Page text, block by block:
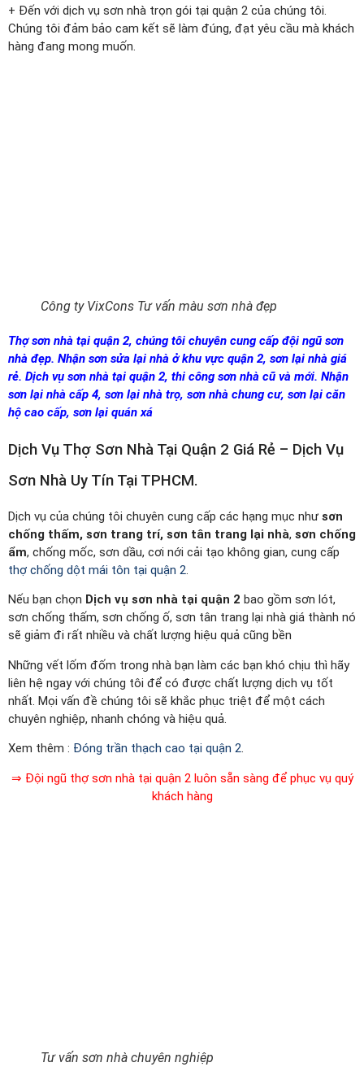
+ Đến với dịch vụ sơn nhà trọn gói tại quận 2 của chúng tôi.
Chúng tôi đảm bảo cam kết sẽ làm đúng, đạt yêu cầu mà khách
hàng đang mong muốn.
Công ty VixCons Tư vấn màu sơn nhà đẹp
Thợ sơn nhà tại quận 2, chúng tôi chuyên cung cấp đội ngũ sơn
nhà đẹp. Nhận sơn sửa lại nhà ở khu vực quận 2, sơn lại nhà giá
rẻ. Dịch vụ sơn nhà tại quận 2, thi công sơn nhà cũ và mới. Nhận
sơn lại nhà cấp 4, sơn lại nhà trọ, sơn nhà chung cư, sơn lại căn
hộ cao cấp, sơn lại quán xá
Dịch Vụ Thợ Sơn Nhà Tại Quận 2 Giá Rẻ – Dịch Vụ
Sơn Nhà Uy Tín Tại TPHCM.
Dịch vụ của chúng tôi chuyên cung cấp các hạng mục như sơn
chống thấm, sơn trang trí, sơn tân trang lại nhà, sơn chống
ẩm, chống mốc, sơn dầu, cơi nới cải tạo không gian, cung cấp
thợ chống dột mái tôn tại quận 2.
Nếu bạn chọn Dịch vụ sơn nhà tại quận 2 bao gồm sơn lót,
sơn chống thấm, sơn chống ố, sơn tân trang lại nhà giá thành nó
sẽ giảm đi rất nhiều và chất lượng hiệu quả cũng bền
Những vết lốm đốm trong nhà bạn làm các bạn khó chịu thì hãy
liên hệ ngay với chúng tôi để có được chất lượng dịch vụ tốt
nhất. Mọi vấn đề chúng tôi sẽ khắc phục triệt để một cách
chuyên nghiệp, nhanh chóng và hiệu quả.
Xem thêm : Đóng trần thạch cao tại quận 2.
⇒ Đội ngũ thợ sơn nhà tại quận 2 luôn sẵn sàng để phục vụ quý
khách hàng
Tư vấn sơn nhà chuyên nghiệp